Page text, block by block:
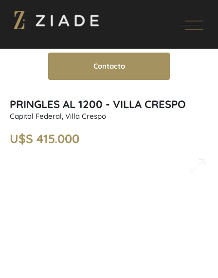
Contacto
PRINGLES AL 1200 - VILLA CRESPO
Capital Federal, Villa Crespo
U$S 415.000